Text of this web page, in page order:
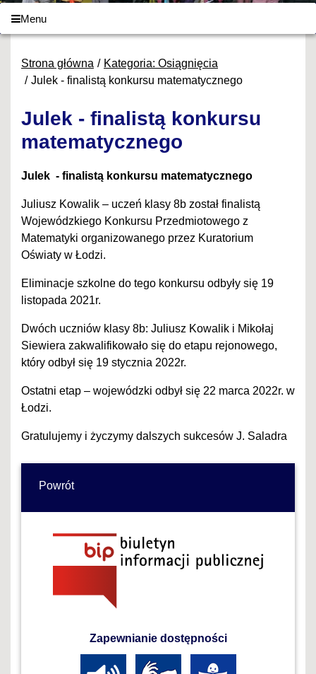
Menu
Strona główna
Kategoria: Osiągnięcia
Julek - finalistą konkursu matematycznego
Julek - finalistą konkursu
matematycznego
Julek - finalistą konkursu matematycznego
Juliusz Kowalik – uczeń klasy 8b został finalistą
Wojewódzkiego Konkursu Przedmiotowego z
Matematyki organizowanego przez Kuratorium
Oświaty w Łodzi.
Eliminacje szkolne do tego konkursu odbyły się 19
listopada 2021r.
Dwóch uczniów klasy 8b: Juliusz Kowalik i Mikołaj
Siewiera zakwalifikowało się do etapu rejonowego,
który odbył się 19 stycznia 2022r.
Ostatni etap – wojewódzki odbył się 22 marca 2022r. w
Łodzi.
Gratulujemy i życzymy dalszych sukcesów J. Saladra
Powrót
Zapewnianie dostępności